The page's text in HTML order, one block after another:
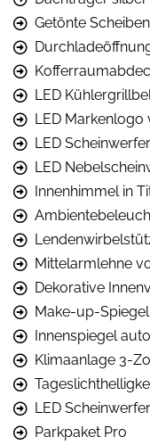
Getönte
LED
LED
LED
LED
Innenhimmel in
Mittelarmlehne
Dekorative
Make-up-
Innenspiegel
Klimaanlage 3-
LED
Parkpaket Pro